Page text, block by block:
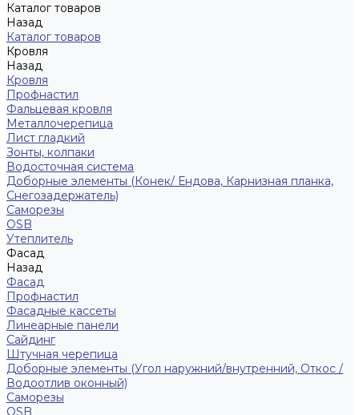
Каталог товаров
Назад
Каталог товаров
Кровля
Назад
Кровля
Профнастил
Фальцевая кровля
Металлочерепица
Лист гладкий
Зонты, колпаки
Водосточная система
Доборные элементы (Конек/ Ендова, Карнизная планка,
Снегозадержатель)
Саморезы
ОSB
Утеплитель
Фасад
Назад
Фасад
Профнастил
Фасадные кассеты
Линеарные панели
Сайдинг
Штучная черепица
Доборные элементы (Угол наружний/внутренний, Откос /
Водоотлив оконный)
Саморезы
OSB